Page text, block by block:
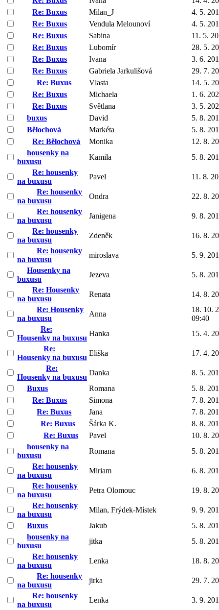
Re: Buxus
Milan_J
4. 5.
Re: Buxus
Vendula Melounoví
4. 5.
Re: Buxus
Sabina
11. 5.
Re: Buxus
Lubomír
28. 5.
Re: Buxus
Ivana
3. 6.
Re: Buxus
Gabriela Jarkulišová
29. 7.
Re: Buxus
Vlasta
14. 5.
Re: Buxus
Michaela
1. 6.
Re: Buxus
Světlana
3. 5.
buxus
David
5. 8.
Bělochová
Markéta
5. 8.
Re: Bělochová
Monika
12. 8.
housenky na
buxusu
Kamila
5. 8.
Re: housenky
na buxusu
Pavel
11. 8.
Re: housenky
na buxusu
Ondra
22. 8.
Re: housenky
na buxusu
Janigena
9. 8.
Re: housenky
na buxusu
Zdeněk
16. 8.
Re: housenky
na buxusu
miroslava
5. 9.
Housenky na
buxusu
Jezeva
5. 8.
Re: Housenky
na buxusu
Renata
14. 8.
Re: Housenky
na buxusu
Anna
18. 10.
09:40
Re:
Housenky na buxusu
Hanka
15. 4.
Re:
Housenky na buxusu
Eliška
17. 4.
Re:
Housenky na buxusu
Danka
8. 5.
Buxus
Romana
5. 8.
Re: Buxus
Simona
7. 8.
Re: Buxus
Jana
7. 8.
Re: Buxus
Šárka K.
8. 8.
Re: Buxus
Pavel
10. 8.
housenky na
buxusu
Romana
5. 8.
Re: housenky
na buxusu
Miriam
6. 8.
Re: housenky
na buxusu
Petra Olomouc
19. 8.
Re: housenky
na buxusu
Milan, Frýdek-Místek
9. 9.
Buxus
Jakub
5. 8.
housenky na
buxusu
jitka
5. 8.
Re: housenky
na buxusu
Lenka
18. 8.
Re: housenky
na buxusu
jirka
29. 7.
Re: housenky
na buxusu
Lenka
3. 9.